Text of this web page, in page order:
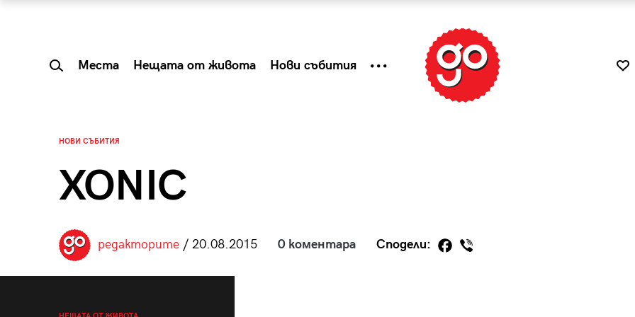
Места Нещата от живота Нови събития
НОВИ СЪБИТИЯ
XONIC
редакторите/ 20.08.2015 0 коментара Сподели: